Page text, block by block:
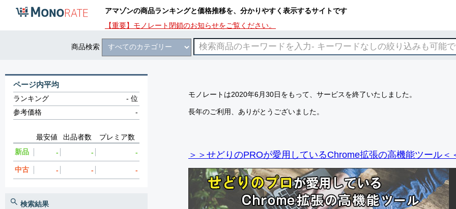
アマゾンの商品ランキングと価格推移を、分かりやすく表示するサイトです
【重要】モノレート閉鎖のお知らせをご覧ください。
商品検索
モノレートは2020年6月30日をもって、サービスを終了いたしました。
長年のご利用、ありがとうございました。
＞＞せどりのPROが愛用しているChrome拡張の高機能ツール＜
ページ内平均
ランキング -位
参考価格
-
最安値 出品者数
プレミア数
新品
- - -
中古 - - -
検索結果